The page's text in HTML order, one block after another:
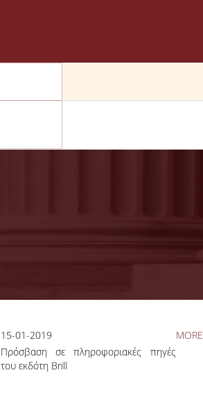
15-01-2019
Πρόσβαση σε πληροφοριακές πηγές
του εκδότη Brill
MORE